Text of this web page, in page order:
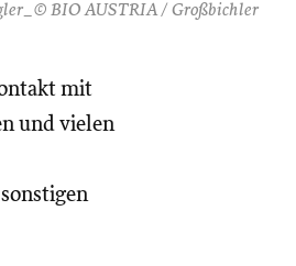
BIO AUSTRIA / Großbichler
mit
und vielen